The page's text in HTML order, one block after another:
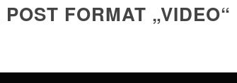
FORMAT „VIDEO“